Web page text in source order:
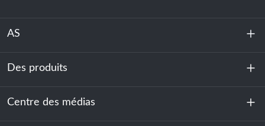
AS
À propos de nous
Durabilité
Des produits
Stockage d'énergie
Centre des médias